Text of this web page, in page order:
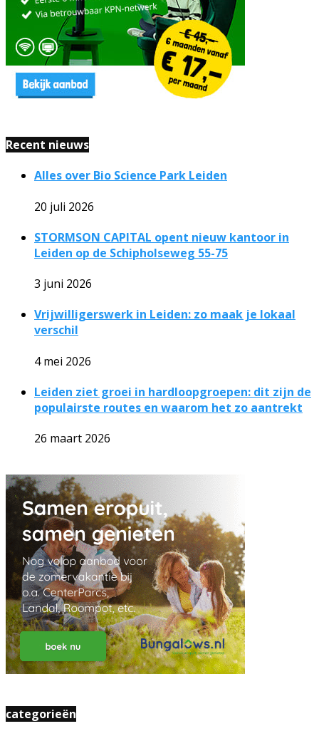
Recent nieuws
Alles over Bio Science Park Leiden
20 juli 2026
STORMSON CAPITAL opent nieuw kantoor in
Leiden op de Schipholseweg 55-75
3 juni 2026
Vrijwilligerswerk in Leiden: zo maak je lokaal
verschil
4 mei 2026
Leiden ziet groei in hardloopgroepen: dit zijn de
populairste routes en waarom het zo aantrekt
26 maart 2026
categorieën